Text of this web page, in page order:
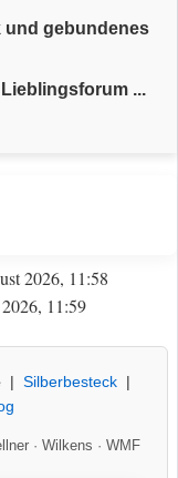
und gebundenes
...
2026, 11:58
11:59
| Silberbesteck|
· Wilkens · WMF